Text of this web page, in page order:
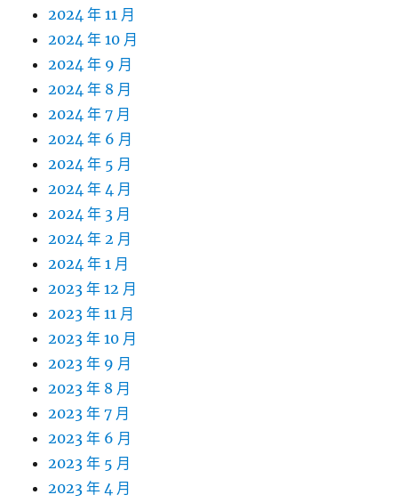
2024 年 11 月
2024 年 10 月
2024 年 9 月
2024 年 8 月
2024 年 7 月
2024 年 6 月
2024 年 5 月
2024 年 4 月
2024 年 3 月
2024 年 2 月
2024 年 1 月
2023 年 12 月
2023 年 11 月
2023 年 10 月
2023 年 9 月
2023 年 8 月
2023 年 7 月
2023 年 6 月
2023 年 5 月
2023 年 4 月